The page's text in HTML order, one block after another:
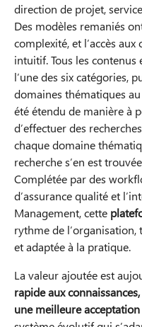
direction de projet,
Des modèles remaniés
complexité, et l’accès
intuitif. Tous les contenus
l’une des six catégories,
domaines thématiques
été étendu de manière à
d’effectuer des
chaque domaine
recherche s’en est
Complétée par des
d’assurance qualité et
Management, cette
rythme de
et adaptée à la pratique.
La valeur ajoutée est
rapide aux
une meilleure